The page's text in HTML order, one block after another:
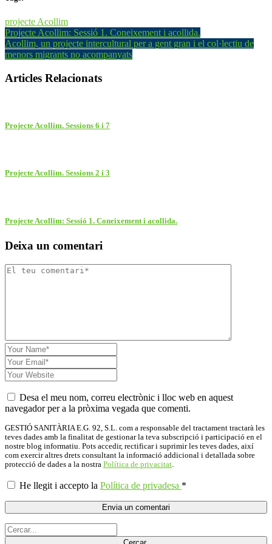
projecte Acollim
Projecte Acollim: Sessió 1. Coneixement i acollida.
Acollim, un projecte intercultural per a gent gran i el col·lectiu de
menors migrants no acompanyats
Articles Relacionats
Projecte Acollim. Sessions 6 i 7
Projecte Acollim. Sessions 2 i 3
Projecte Acollim: Sessió 1. Coneixement i acollida.
Deixa un comentari
Desa el meu nom, correu electrònic i lloc web en aquest
navegador per a la pròxima vegada que comenti.
GESTIÓ SANITÀRIA E.G. 92, S.L. com a responsable del tractament tractarà les
teves dades amb la finalitat de gestionar la teva subscripció i participació en el
nostre blog informatiu. Pots accedir, rectificar i suprimir les teves dades, així
com exercir altres drets consultant la informació addicional i detallada sobre
protecció de dades a la nostra Política de privacitat
He llegit i accepto la Política de privadesa *